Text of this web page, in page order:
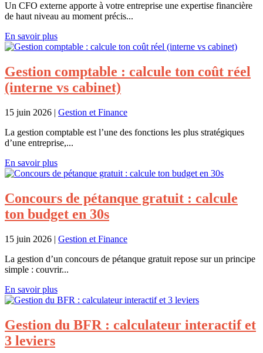
Un CFO externe apporte à votre entreprise une expertise financière
de haut niveau au moment précis...
En savoir plus
Gestion comptable : calcule ton coût réel
(interne vs cabinet)
15 juin 2026 | Gestion et Finance
La gestion comptable est l’une des fonctions les plus stratégiques
d’une entreprise,...
En savoir plus
Concours de pétanque gratuit : calcule
ton budget en 30s
15 juin 2026 | Gestion et Finance
La gestion d’un concours de pétanque gratuit repose sur un principe
simple : couvrir...
En savoir plus
Gestion du BFR : calculateur interactif et
3 leviers